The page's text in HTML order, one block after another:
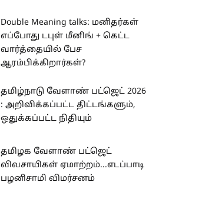
Double Meaning talks: மனிதர்கள்
எப்போது டபுள் மீனிங் + கெட்ட
வார்த்தையில் பேச
ஆரம்பிக்கிறார்கள்?
தமிழ்நாடு வேளாண் பட்ஜெட் 2026
: அறிவிக்கப்பட்ட திட்டங்களும்,
ஒதுக்கப்பட்ட நிதியும்
தமிழக வேளாண் பட்ஜெட்
விவசாயிகள் ஏமாற்றம்...எடப்பாடி
பழனிசாமி விமர்சனம்